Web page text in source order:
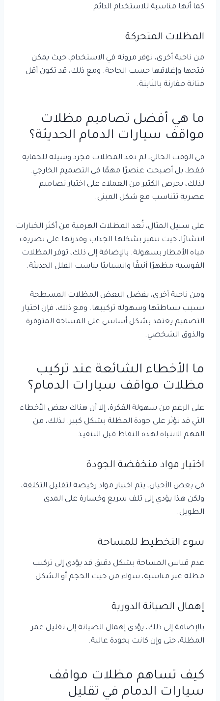
كما أنها مناسبة للاستخدام الدائم.
المظلات المتحركة
من ناحية أخرى، توفر مرونة في الاستخدام، حيث يمكن
فتحها وإغلاقها حسب الحاجة. ومع ذلك، قد تكون أقل
متانة مقارنة بالثابتة.
ما هي أفضل تصاميم مظلات
مواقف سيارات الدمام الحديثة؟
في الوقت الحالي، لم تعد المظلات مجرد وسيلة للحماية
فقط، بل أصبحت عنصرًا مهمًا في التصميم الخارجي.
لذلك، يحرص الكثير من العملاء على اختيار تصاميم
عصرية تتناسب مع شكل المبنى.
على سبيل المثال، تُعد المظلات الهرمية من أكثر الخيارات
انتشارًا، حيث تتميز بشكلها الجذاب وقدرتها على تصريف
مياه الأمطار بسهولة. بالإضافة إلى ذلك، توفر المظلات
القوسية مظهرًا أنيقًا وانسيابيًا يناسب الفلل الحديثة.
ومن ناحية أخرى، يفضل البعض المظلات المسطحة
بسبب بساطتها وسهولة تركيبها. ومع ذلك، فإن اختيار
التصميم يعتمد بشكل أساسي على المساحة المتوفرة
والذوق الشخصي.
ما الأخطاء الشائعة عند تركيب
مظلات مواقف سيارات الدمام؟
على الرغم من سهولة الفكرة، إلا أن هناك بعض الأخطاء
التي قد تؤثر على جودة المظلة بشكل كبير. لذلك، من
المهم الانتباه لهذه النقاط قبل التنفيذ.
اختيار مواد منخفضة الجودة
في بعض الأحيان، يتم اختيار مواد رخيصة لتقليل التكلفة،
ولكن هذا يؤدي إلى تلف سريع وخسارة على المدى
الطويل.
سوء التخطيط للمساحة
عدم قياس المساحة بشكل دقيق قد يؤدي إلى تركيب
مظلة غير مناسبة، سواء من حيث الحجم أو الشكل.
إهمال الصيانة الدورية
بالإضافة إلى ذلك، يؤدي إهمال الصيانة إلى تقليل عمر
المظلة، حتى وإن كانت بجودة عالية.
كيف تساهم مظلات مواقف
سيارات الدمام في تقليل